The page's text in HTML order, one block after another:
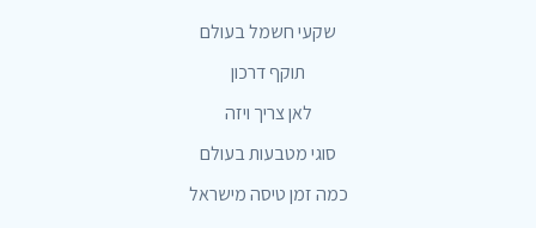
שקעי חשמל בעולם
תוקף דרכון
לאן צריך ויזה
סוגי מטבעות בעולם
כמה זמן טיסה מישראל